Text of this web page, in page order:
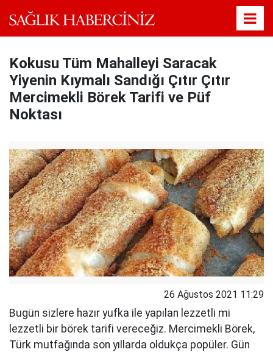
Kokusu Tüm Mahalleyi Saracak
Yiyenin Kıymalı Sandığı Çıtır Çıtır
Mercimekli Börek Tarifi ve Püf
Noktası
26 Ağustos 2021 11:29
Bugün sizlere hazır yufka ile yapılan lezzetli mi
lezzetli bir börek tarifi vereceğiz. Mercimekli Börek,
Türk mutfağında son yıllarda oldukça popüler. Gün